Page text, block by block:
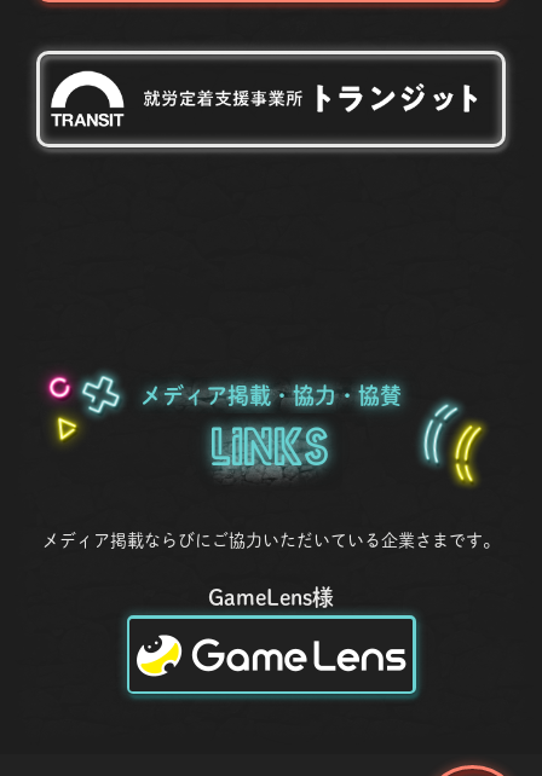
メディア掲載・協力・協賛
Links
メディア掲載ならびにご協力いただいている企業さまです。
GameLens様